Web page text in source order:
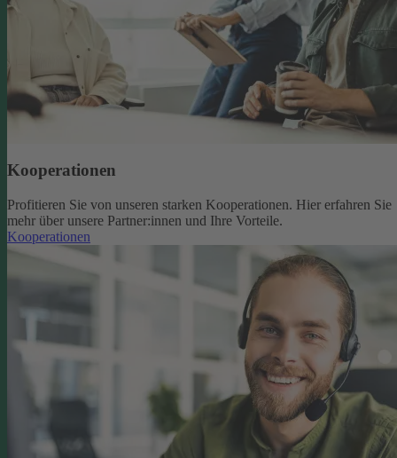
Kooperationen
Profitieren Sie von unseren starken Kooperationen. Hier erfahren Sie
mehr über unsere Partner:innen und Ihre Vorteile.
Kooperationen